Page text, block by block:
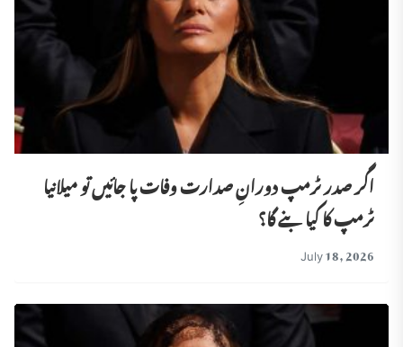
اگر صدر ٹرمپ دورانِ صدارت وفات پا جائیں تو میلانیا
ٹرمپ کا کیا بنے گا؟
July 18, 2026